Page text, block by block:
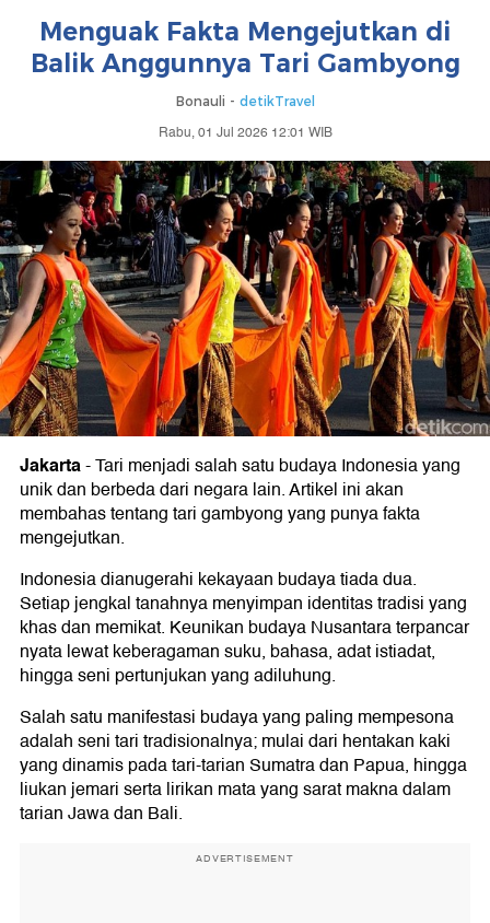
Menguak Fakta Mengejutkan di
Balik Anggunnya Tari Gambyong
Bonauli - detikTravel
Rabu, 01 Jul 2026 12:01 WIB
Jakarta-Tari menjadi salah satu budaya Indonesia yang
unik dan berbeda dari negara lain. Artikel ini akan
membahas tentang tari gambyong yang punya fakta
mengejutkan.
Indonesia dianugerahi kekayaan budaya tiada dua.
Setiap jengkal tanahnya menyimpan identitas tradisi yang
khas dan memikat. Keunikan budaya Nusantara terpancar
nyata lewat keberagaman suku, bahasa, adat istiadat,
hingga seni pertunjukan yang adiluhung.
Salah satu manifestasi budaya yang paling mempesona
adalah seni tari tradisionalnya; mulai dari hentakan kaki
yang dinamis pada tari-tarian Sumatra dan Papua, hingga
liukan jemari serta lirikan mata yang sarat makna dalam
tarian Jawa dan Bali.
ADVERTISEMENT